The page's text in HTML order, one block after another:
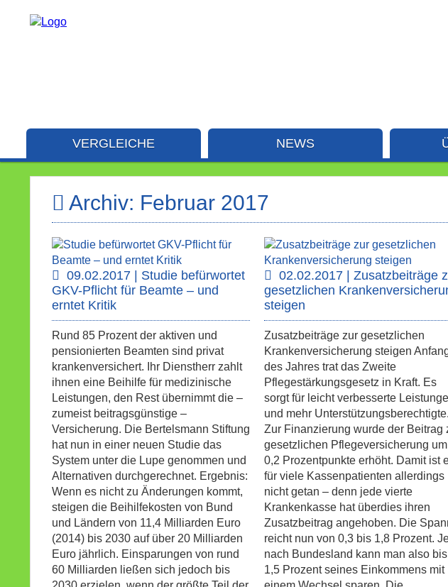
VERGLEICHE NEWS
Archiv: Februar 2017
09.02.2017 | Studie befürwortet
GKV-Pflicht für Beamte – und
erntet Kritik
Rund 85 Prozent der aktiven und
pensionierten Beamten sind privat
krankenversichert. Ihr Dienstherr zahlt
ihnen eine Beihilfe für medizinische
Leistungen, den Rest übernimmt die –
zumeist beitragsgünstige –
Versicherung. Die Bertelsmann Stiftung
hat nun in einer neuen Studie das
System unter die Lupe genommen und
Alternativen durchgerechnet. Ergebnis:
Wenn es nicht zu Änderungen kommt,
steigen die Beihilfekosten von Bund
und Ländern von 11,4 Milliarden Euro
(2014) bis 2030 auf über 20 Milliarden
Euro jährlich. Einsparungen von rund
60 Milliarden ließen sich jedoch bis
02.02.2017 | Zusatzbeiträge
gesetzlichen
steigen
Zusatzbeiträge zur gesetzlichen
Krankenversicherung steigen
des Jahres trat das Zweite
Pflegestärkungsgesetz in Kraft. Es
sorgt für leicht verbesserte
und mehr Unterstützungsberechtigte.
Zur Finanzierung wurde der Beitrag
gesetzlichen Pflegeversicherung um
0,2 Prozentpunkte erhöht. Damit ist
für viele Kassenpatienten allerdings
nicht getan – denn jede vierte
Krankenkasse hat überdies ihren
Zusatzbeitrag angehoben. Die
reicht nun von 0,3 bis 1,8 Prozent.
nach Bundesland kann man also
1,5 Prozent seines Einkommens mit